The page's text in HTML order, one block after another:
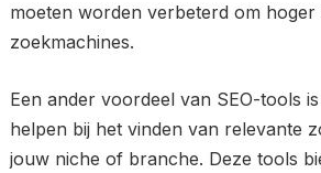
moeten worden verbeterd om hoger
zoekmachines.
Een ander voordeel van SEO-tools
helpen bij het vinden van relevante
jouw niche of branche. Deze tools